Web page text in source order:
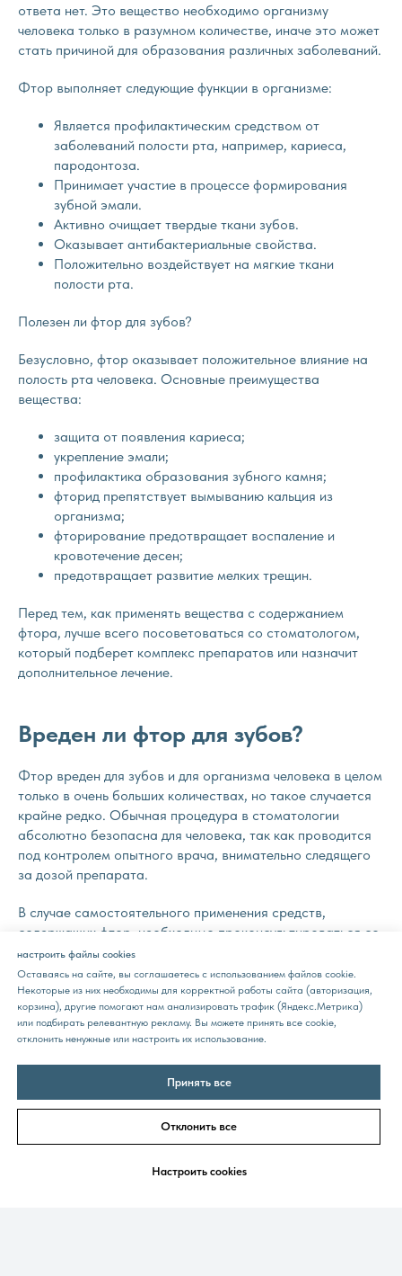
настроить файлы cookies
Оставаясь на сайте, вы соглашаетесь с использованием файлов cookie.
Некоторые из них необходимы для корректной работы сайта (авторизация,
корзина), другие помогают нам анализировать трафик (Яндекс.Метрика)
или подбирать релевантную рекламу. Вы можете принять все cookie,
отклонить ненужные или настроить их использование.
Принять все
Отклонить все
Настроить сookies
ответа нет. Это вещество необходимо организму
человека только в разумном количестве, иначе это может
стать причиной для образования различных заболеваний.
Фтор выполняет следующие функции в организме:
Является профилактическим средством от
заболеваний полости рта, например, кариеса,
пародонтоза.
Принимает участие в процессе формирования
зубной эмали.
Активно очищает твердые ткани зубов.
Оказывает антибактериальные свойства.
Положительно воздействует на мягкие ткани
полости рта.
Полезен ли фтор для зубов?
Безусловно, фтор оказывает положительное влияние на
полость рта человека. Основные преимущества
вещества:
защита от появления кариеса;
укрепление эмали;
профилактика образования зубного камня;
фторид препятствует вымыванию кальция из
организма;
фторирование предотвращает воспаление и
кровотечение десен;
предотвращает развитие мелких трещин.
Перед тем, как применять вещества с содержанием
фтора, лучше всего посоветоваться со стоматологом,
который подберет комплекс препаратов или назначит
дополнительное лечение.
Вреден ли фтор для зубов?
Фтор вреден для зубов и для организма человека в целом
только в очень больших количествах, но такое случается
крайне редко. Обычная процедура в стоматологии
абсолютно безопасна для человека, так как проводится
под контролем опытного врача, внимательно следящего
за дозой препарата.
В случае самостоятельного применения средств,
содержащих фтор, необходимо проконсультироваться со
стоматологом.
Пользу или вред фтора именно для ваших зубов может
определить только стоматолог. Поэтому, если вы хотите
сделать фторирование или использовать средства с
содержанием фторида, то лучше обратиться к
специалисту. Наши стоматологи оценят состояние зубов
пациента, при необходимости назначат лечение и дадут
рекомендации по уходу за ними.